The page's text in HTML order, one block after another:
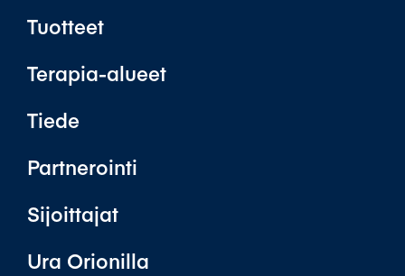
Tuotteet
Terapia-alueet
Tiede
Partnerointi
Sijoittajat
Ura Orionilla